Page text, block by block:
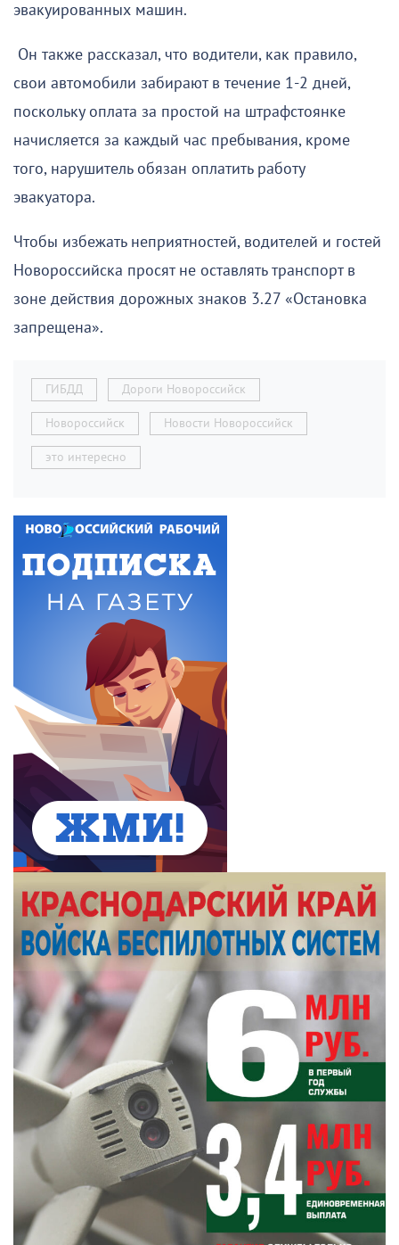
эвакуированных машин.
Он также рассказал, что водители, как правило,
свои автомобили забирают в течение 1-2 дней,
поскольку оплата за простой на штрафстоянке
начисляется за каждый час пребывания, кроме
того, нарушитель обязан оплатить работу
эвакуатора.
Чтобы избежать неприятностей, водителей и гостей
Новороссийска просят не оставлять транспорт в
зоне действия дорожных знаков 3.27 «Остановка
запрещена».
ГИБДД Дороги Новороссийск
Новороссийск Новости Новороссийск
это интересно